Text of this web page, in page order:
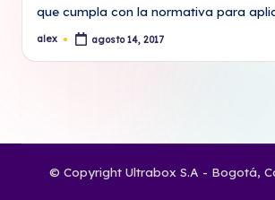
que cumpla con la normativa para
Publicado
alex agosto 14, 2017
© Copyright Ultrabox S.A - Bogotá,